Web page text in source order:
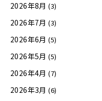
2026年8月 (3)
2026年7月 (3)
2026年6月 (5)
2026年5月 (5)
2026年4月 (7)
2026年3月 (6)